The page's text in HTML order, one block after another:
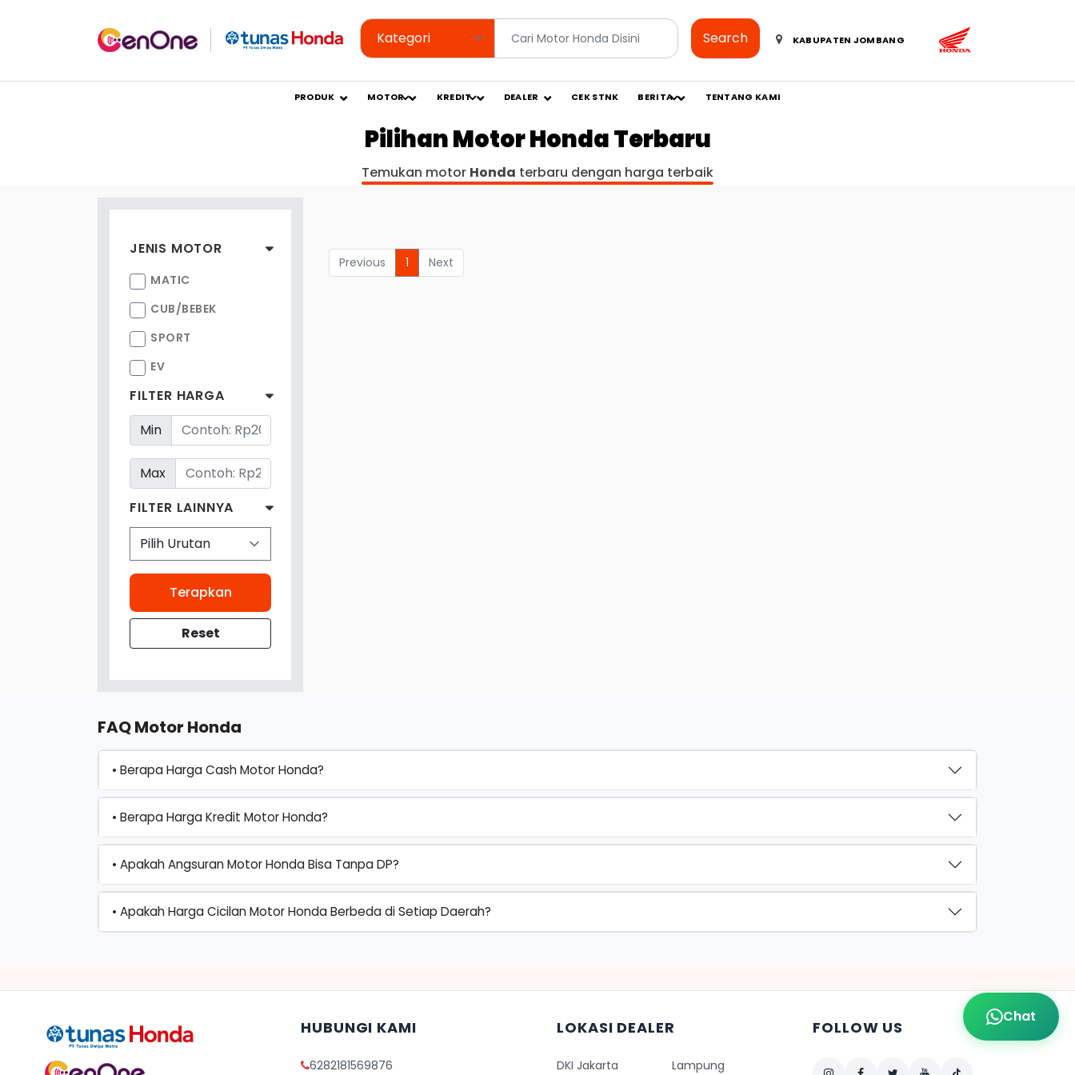
Search KABUPATEN JOMBANG
PRODUK MOTOR KREDIT DEALER CEK STNK BERITA TENTANG KAMI
Pilihan Motor Honda Terbaru
Temukan motor Honda terbaru dengan harga terbaik
JENIS MOTOR
MATIC
CUB/BEBEK
SPORT
EV
FILTER HARGA
Min
Max
FILTER LAINNYA
Terapkan
Reset
Previous 1 Next
FAQ Motor Honda
• Berapa Harga Cash Motor Honda?
• Berapa Harga Kredit Motor Honda?
• Apakah Angsuran Motor Honda Bisa Tanpa DP?
• Apakah Harga Cicilan Motor Honda Berbeda di Setiap Daerah?
HUBUNGI KAMI
6282181569876
LOKASI DEALER
DKI Jakarta Lampung
FOLLOW US
Chat